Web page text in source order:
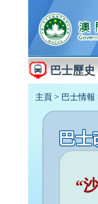
巴士歷史
主頁 > 巴士情報
巴
“